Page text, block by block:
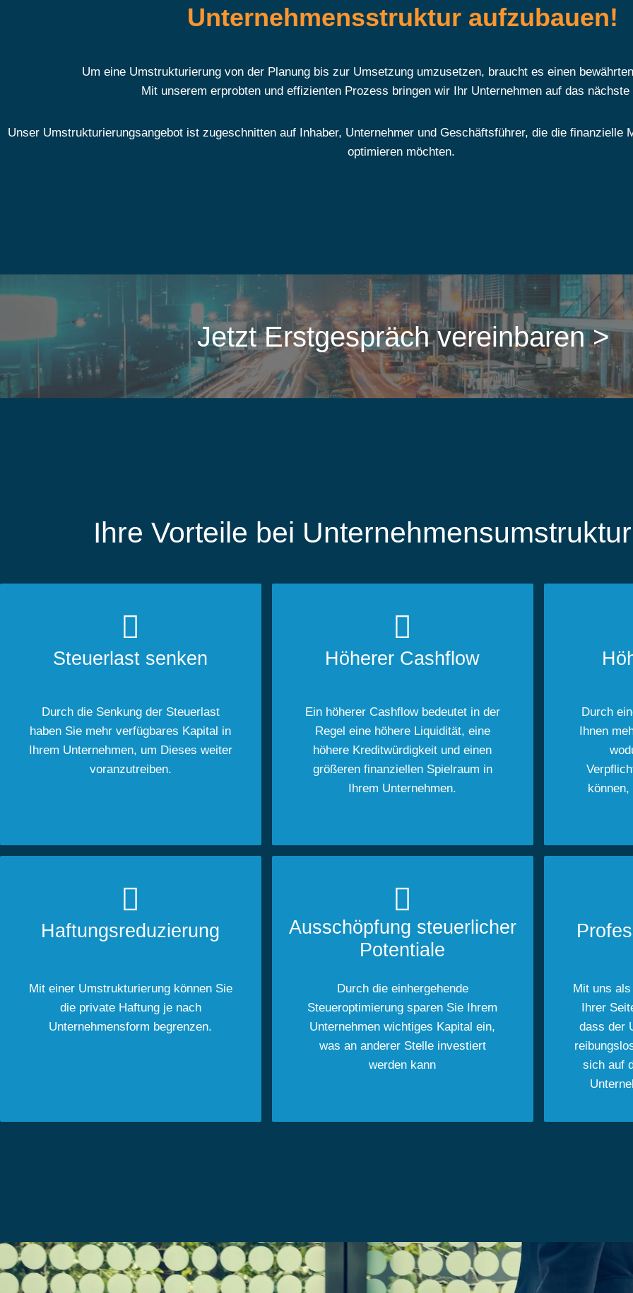
Unternehmensstruktur aufzubauen!
Um eine Umstrukturierung von der Planung bis zur Umsetzung umzusetzen, braucht es einen
Mit unserem erprobten und effizienten Prozess bringen wir Ihr Unternehmen auf das nächste
Unser Umstrukturierungsangebot ist zugeschnitten auf Inhaber, Unternehmer und Geschäftsführer, die die finanzielle
optimieren möchten.
Jetzt Erstgespräch vereinbaren >
Ihre Vorteile bei
Steuerlast senken
Durch die Senkung der Steuerlast
haben Sie mehr verfügbares Kapital in
Ihrem Unternehmen, um Dieses weiter
voranzutreiben.
Höherer Cashflow
Ein höherer Cashflow bedeutet in der
Regel eine höhere Liquidität, eine
höhere Kreditwürdigkeit und einen
größeren finanziellen Spielraum in
Ihrem Unternehmen.
Durch
Ihnen
Haftungsreduzierung
Mit einer Umstrukturierung können Sie
die private Haftung je nach
Unternehmensform begrenzen.
Ausschöpfung steuerlicher
Potentiale
Durch die einhergehende
Steueroptimierung sparen Sie Ihrem
Unternehmen wichtiges Kapital ein,
was an anderer Stelle investiert
werden kann
Mit uns
Ihrer
dass der
sich auf